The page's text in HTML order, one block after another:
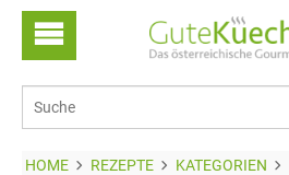
HOME REZEPTE KATEGORIEN